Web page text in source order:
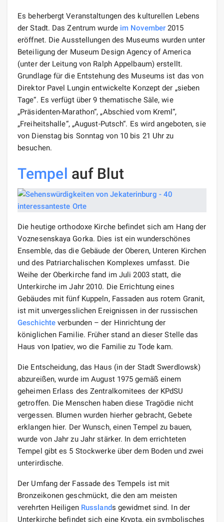
Es beherbergt Veranstaltungen des kulturellen Lebens
der Stadt. Das Zentrum wurde im November 2015
eröffnet. Die Ausstellungen des Museums wurden unter
Beteiligung der Museum Design Agency of America
(unter der Leitung von Ralph Appelbaum) erstellt.
Grundlage für die Entstehung des Museums ist das von
Direktor Pavel Lungin entwickelte Konzept der „sieben
Tage“. Es verfügt über 9 thematische Säle, wie
„Präsidenten-Marathon“, „Abschied vom Kreml“,
„Freiheitshalle“, „August-Putsch“. Es wird angeboten, sie
von Dienstag bis Sonntag von 10 bis 21 Uhr zu
besuchen.
Tempel auf Blut
Die heutige orthodoxe Kirche befindet sich am Hang der
Voznesenskaya Gorka. Dies ist ein wunderschönes
Ensemble, das die Gebäude der Oberen, Unteren Kirchen
und des Patriarchalischen Komplexes umfasst. Die
Weihe der Oberkirche fand im Juli 2003 statt, die
Unterkirche im Jahr 2010. Die Errichtung eines
Gebäudes mit fünf Kuppeln, Fassaden aus rotem Granit,
ist mit unvergesslichen Ereignissen in der russischen
Geschichte verbunden – der Hinrichtung der
königlichen Familie. Früher stand an dieser Stelle das
Haus von Ipatiev, wo die Familie zu Tode kam.
Die Entscheidung, das Haus (in der Stadt Swerdlowsk)
abzureißen, wurde im August 1975 gemäß einem
geheimen Erlass des Zentralkomitees der KPdSU
getroffen. Die Menschen haben diese Tragödie nicht
vergessen. Blumen wurden hierher gebracht, Gebete
erklangen hier. Der Wunsch, einen Tempel zu bauen,
wurde von Jahr zu Jahr stärker. In dem errichteten
Tempel gibt es 5 Stockwerke über dem Boden und zwei
unterirdische.
Der Umfang der Fassade des Tempels ist mit
Bronzeikonen geschmückt, die den am meisten
verehrten Heiligen Russlands gewidmet sind. In der
Unterkirche befindet sich eine Krypta, ein symbolisches